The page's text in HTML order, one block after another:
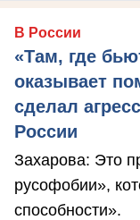
В России
«Там, где
оказывает
сделал
России
Захарова: Это
русофобии»,
способности».